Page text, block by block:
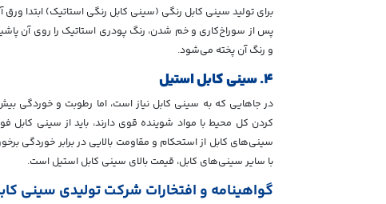
برای تولید سینی کابل رنگی (سینی کابل رنگی استاتیک) ابتدا ورق
پس از سوراخ‌کاری و خم شدن، رنگ پودری استاتیک را روی آن
و رنگ آن پخته می‌شود.
۴. سینی کابل استیل
در جاهایی که به سینی کابل نیاز است، اما رطوبت و خوردگی بیش
کردن کل محیط با مواد شوینده قوی دارند، باید از سینی کابل
سینی‌های کابل از استحکام و مقاومت بالایی در برابر خوردگی
با سایر سینی‌های کابل، قیمت بالای سینی کابل استیل است.
گواهینامه و افتخارات شرکت تولیدی سینی